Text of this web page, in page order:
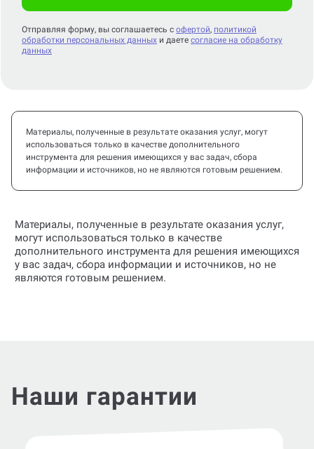
Отправляя форму, вы соглашаетесь с офертой, политикой
обработки персональных данных и даете согласие на обработку
данных
Материалы, полученные в результате оказания услуг, могут
использоваться только в качестве дополнительного
инструмента для решения имеющихся у вас задач, сбора
информации и источников, но не являются готовым решением.
Материалы, полученные в результате оказания услуг,
могут использоваться только в качестве
дополнительного инструмента для решения имеющихся
у вас задач, сбора информации и источников, но не
являются готовым решением.
Наши гарантии